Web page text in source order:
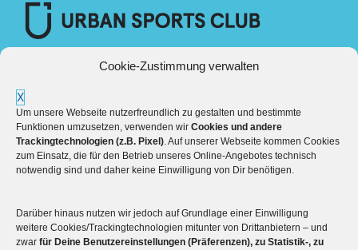
Cookie-Zustimmung verwalten
X
Um unsere Webseite nutzerfreundlich zu gestalten und bestimmte
Funktionen umzusetzen, verwenden wir Cookies und andere
Trackingtechnologien (z.B. Pixel). Auf unserer Webseite kommen Cookies
zum Einsatz, die für den Betrieb unseres Online-Angebotes technisch
notwendig sind und daher keine Einwilligung von Dir benötigen.
Darüber hinaus nutzen wir jedoch auf Grundlage einer Einwilligung
weitere Cookies/Trackingtechnologien mitunter von Drittanbietern – und
zwar für Deine Benutzereinstellungen (Präferenzen), zu Statistik-, zu
Mehr über die Boulderwelt